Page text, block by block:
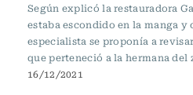
Según explicó la restauradora
estaba escondido en la manga y
especialista se proponía a
que perteneció a la hermana del
16/12/2021